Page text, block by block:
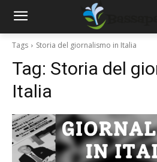
Tags Storia del giornalismo in Italia
Tag: Storia del
Italia